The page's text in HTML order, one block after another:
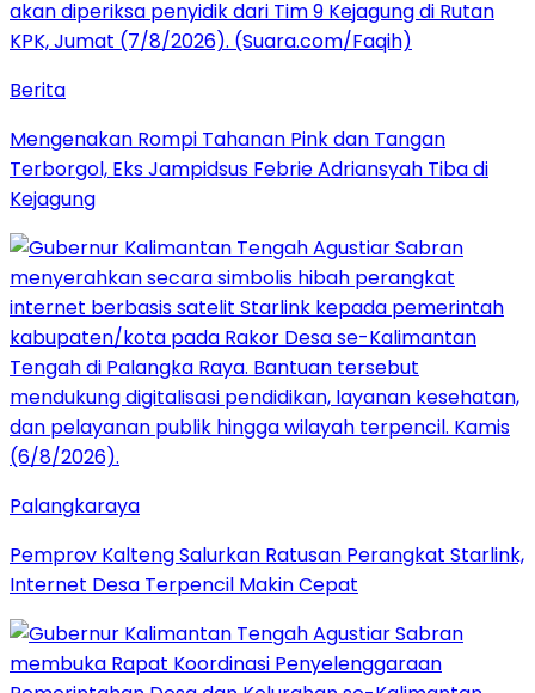
Berita
Mengenakan Rompi Tahanan Pink dan Tangan
Terborgol, Eks Jampidsus Febrie Adriansyah Tiba di
Kejagung
Palangkaraya
Pemprov Kalteng Salurkan Ratusan Perangkat Starlink,
Internet Desa Terpencil Makin Cepat